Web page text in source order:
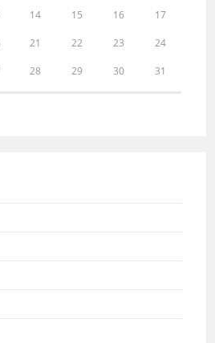
14 15 16 17
21 22 23 24
28 29 30 31